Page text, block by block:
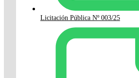
Licitación Pública Nº 003/25